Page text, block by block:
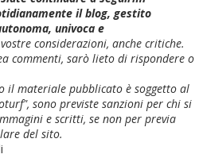
il blog, gestito
univoca e
considerazioni, anche critiche.
commenti, sarò lieto di rispondere o
il materiale pubblicato è soggetto al
sono previste sanzioni per chi si
e scritti, se non per previa
del sito.